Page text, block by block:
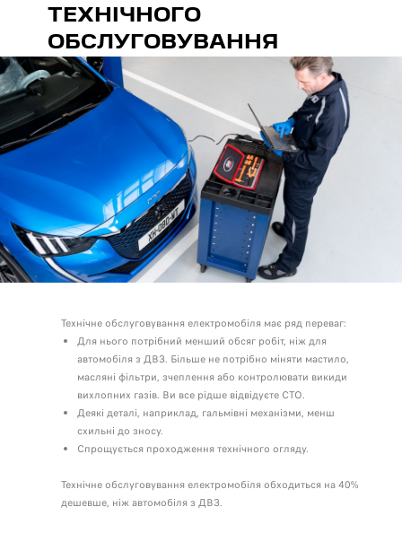
ТЕХНІЧНОГО
ОБСЛУГОВУВАННЯ
Технічне обслуговування електромобіля має ряд переваг:
Для нього потрібний менший обсяг робіт, ніж для
автомобіля з ДВЗ. Більше не потрібно міняти мастило,
масляні фільтри, зчеплення або контролювати викиди
вихлопних газів. Ви все рідше відвідуєте СТО.
Деякі деталі, наприклад, гальмівні механізми, менш
схильні до зносу.
Спрощується проходження технічного огляду.
Технічне обслуговування електромобіля обходиться на 40%
дешевше, ніж автомобіля з ДВЗ.